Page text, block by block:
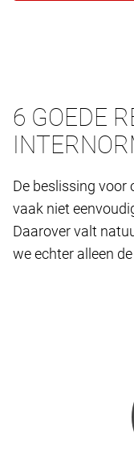
6 GOEDE
De beslissing voor
vaak niet
Daarover valt
we echter alleen